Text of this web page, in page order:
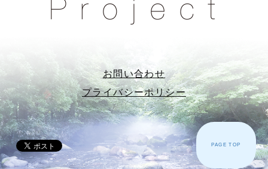
PAGE TOP
お問い合わせ
プライバシーポリシー